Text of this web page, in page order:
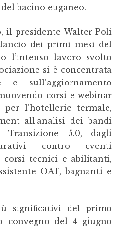
bacino euganeo.
il presidente Walter Poli
dei primi mesi del
l’intenso lavoro svolto
si è concentrata
e sull’aggiornamento
corsi e webinar
l’hotellerie termale,
all’analisi dei bandi
Transizione 5.0, dagli
contro eventi
corsi tecnici e abilitanti,
OAT, bagnanti e
significativi del primo
convegno del 4 giugno